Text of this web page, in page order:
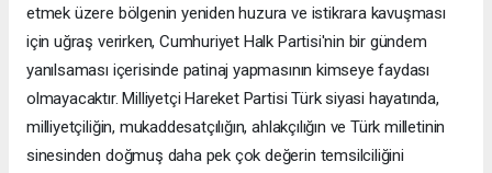
etmek üzere bölgenin yeniden huzura ve istikrara kavuşması
için uğraş verirken, Cumhuriyet Halk Partisi'nin bir gündem
yanılsaması içerisinde patinaj yapmasının kimseye faydası
olmayacaktır. Milliyetçi Hareket Partisi Türk siyasi hayatında,
milliyetçiliğin, mukaddesatçılığın, ahlakçılığın ve Türk milletinin
sinesinden doğmuş daha pek çok değerin temsilciliğini